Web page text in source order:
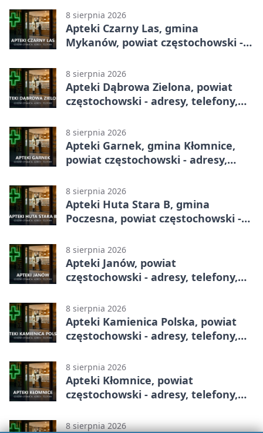
8 sierpnia 2026
Apteki Czarny Las, gmina
Mykanów, powiat częstochowski -
8 sierpnia 2026
Apteki Dąbrowa Zielona, powiat
częstochowski - adresy, telefony,
8 sierpnia 2026
Apteki Garnek, gmina Kłomnice,
powiat częstochowski - adresy,
8 sierpnia 2026
Apteki Huta Stara B, gmina
Poczesna, powiat częstochowski -
8 sierpnia 2026
Apteki Janów, powiat
częstochowski - adresy, telefony,
8 sierpnia 2026
Apteki Kamienica Polska, powiat
częstochowski - adresy, telefony,
8 sierpnia 2026
Apteki Kłomnice, powiat
częstochowski - adresy, telefony,
8 sierpnia 2026